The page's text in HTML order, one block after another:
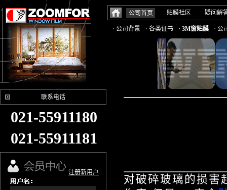
公司首页 贴膜社区 疑问解
· 公司背景 · 各类证书 · 3M窗贴膜 · 公
联系电话
021-55911180
021-55911181
注册新用户
对破碎玻璃的损害